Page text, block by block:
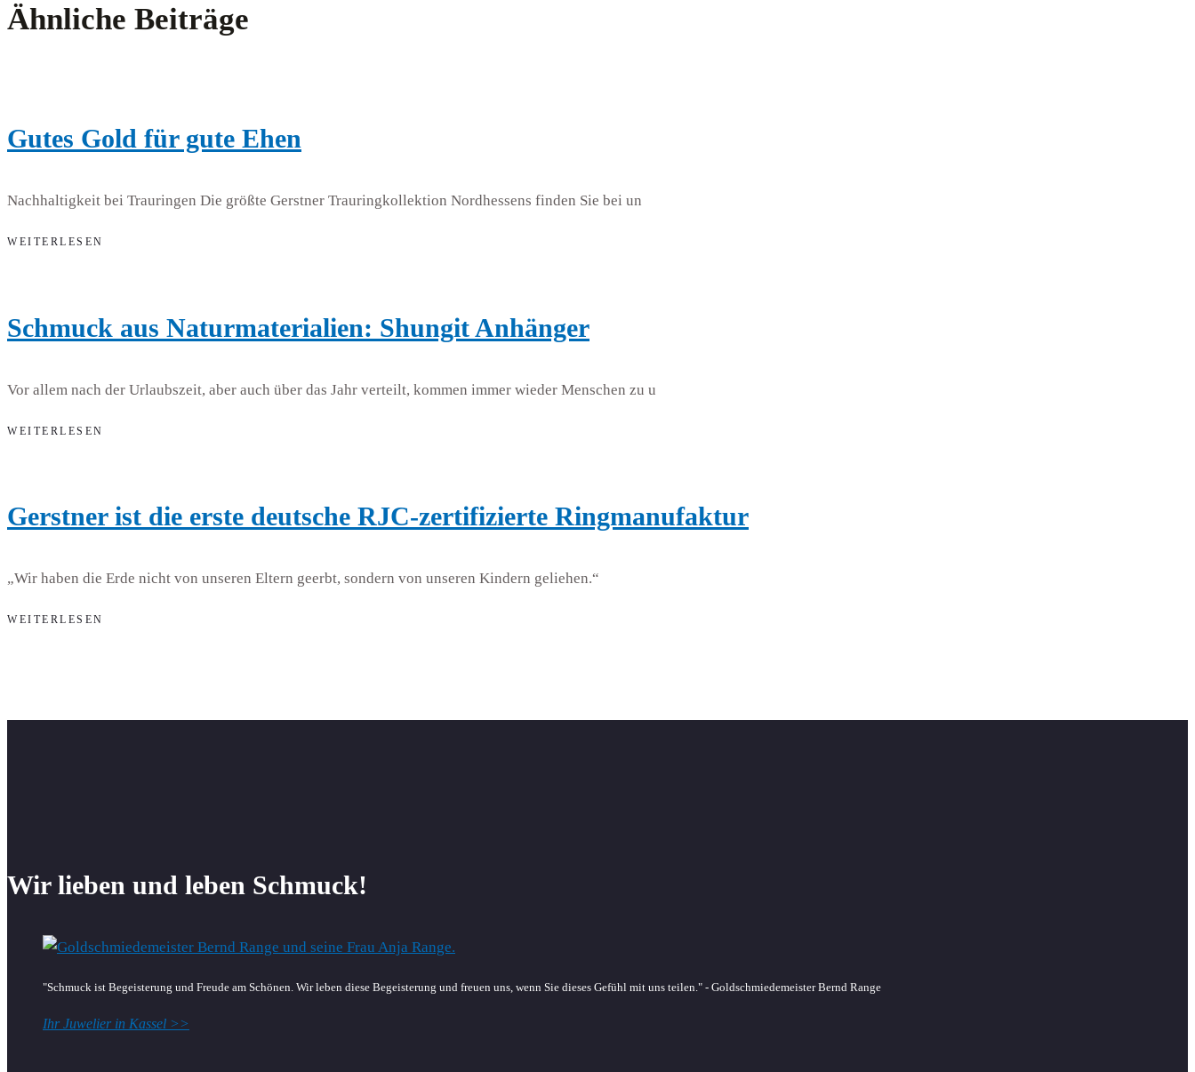
Ähnliche Beiträge
Gutes Gold für gute Ehen
Nachhaltigkeit bei Trauringen Die größte Gerstner Trauringkollektion Nordhessens finden Sie bei un
WEITERLESEN
Schmuck aus Naturmaterialien: Shungit Anhänger
Vor allem nach der Urlaubszeit, aber auch über das Jahr verteilt, kommen immer wieder Menschen zu u
WEITERLESEN
Gerstner ist die erste deutsche RJC-zertifizierte Ringmanufaktur
„Wir haben die Erde nicht von unseren Eltern geerbt, sondern von unseren Kindern geliehen.“
WEITERLESEN
Wir lieben und leben Schmuck!
"Schmuck ist Begeisterung und Freude am Schönen. Wir leben diese Begeisterung und freuen uns, wenn Sie dieses Gefühl mit uns teilen." - Goldschmiedemeister Bernd Range
Ihr Juwelier in Kassel >>